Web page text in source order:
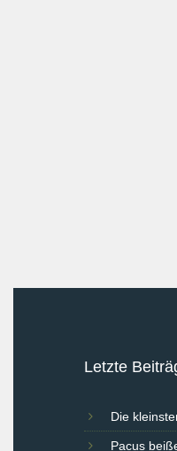
Letzte
Die
Pacus